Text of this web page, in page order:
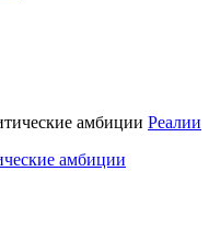
Реалии
амбиции